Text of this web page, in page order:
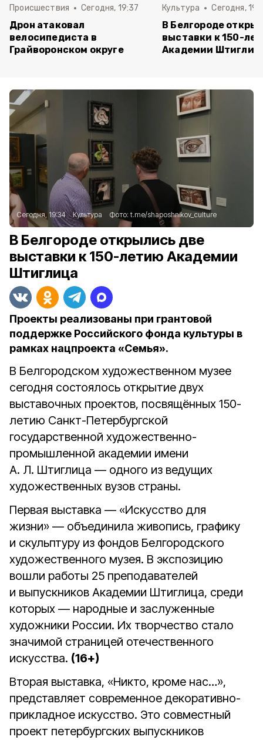
Происшествия Сегодня, 19:37
Дрон атаковал
велосипедиста в
Грайворонском округе
Культура Сегодня,
В Белгороде
выставки к 150-
Академии
Сегодня, 19:34 Культура Фото: t.me/shaposhnikov_culture
В Белгороде открылись две
выставки к 150-летию Академии
Штиглица
Проекты реализованы при грантовой
поддержке Российского фонда культуры в
рамках нацпроекта «Семья».
В Белгородском художественном музее
сегодня состоялось открытие двух
выставочных проектов, посвящённых 150-
летию Санкт-Петербургской
государственной художественно-
промышленной академии имени
А. Л. Штиглица — одного из ведущих
художественных вузов страны.
Первая выставка — «Искусство для
жизни» — объединила живопись, графику
и скульптуру из фондов Белгородского
художественного музея. В экспозицию
вошли работы 25 преподавателей
и выпускников Академии Штиглица, среди
которых — народные и заслуженные
художники России. Их творчество стало
значимой страницей отечественного
искусства. (16+)
Вторая выставка, «Никто, кроме нас…»,
представляет современное декоративно-
прикладное искусство. Это совместный
проект петербургских выпускников